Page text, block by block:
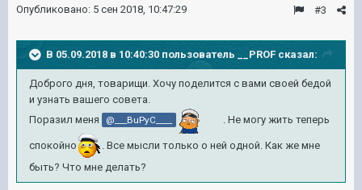
#3
Опубликовано: 5 сен 2018, 10:47:29
В 05.09.2018 в 10:40:30 пользователь __PROF сказал:
Доброго дня, товарищи. Хочу поделится с вами своей бедой
и узнать вашего совета.
Поразил меня
@___BuPyC____ . Не могу жить теперь
спокойно
. Все мысли только о ней одной. Как же мне
быть? Что мне делать?